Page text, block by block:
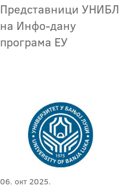
Представници УНИБЛ
на Инфо-дану
програма ЕУ
06. окт 2025.